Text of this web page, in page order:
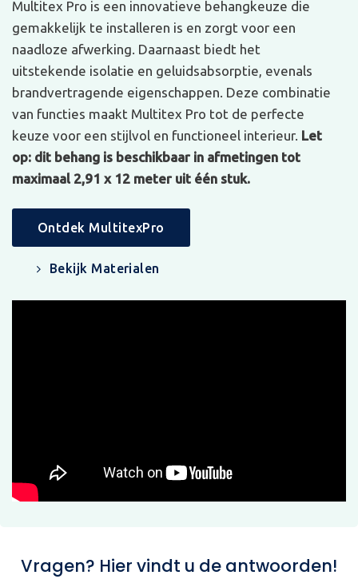
Multitex Pro is een innovatieve behangkeuze die
gemakkelijk te installeren is en zorgt voor een
naadloze afwerking. Daarnaast biedt het
uitstekende isolatie en geluidsabsorptie, evenals
brandvertragende eigenschappen. Deze combinatie
van functies maakt Multitex Pro tot de perfecte
keuze voor een stijlvol en functioneel interieur. Let
op: dit behang is beschikbaar in afmetingen tot
maximaal 2,91 x 12 meter uit één stuk.
Ontdek MultitexPro
Bekijk Materialen
Vragen? Hier vindt u de antwoorden!